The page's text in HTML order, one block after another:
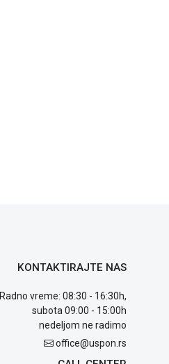
KONTAKTIRAJTE NAS
Radno vreme: 08:30 - 16:30h,
subota 09:00 - 15:00h
nedeljom ne radimo
office@uspon.rs